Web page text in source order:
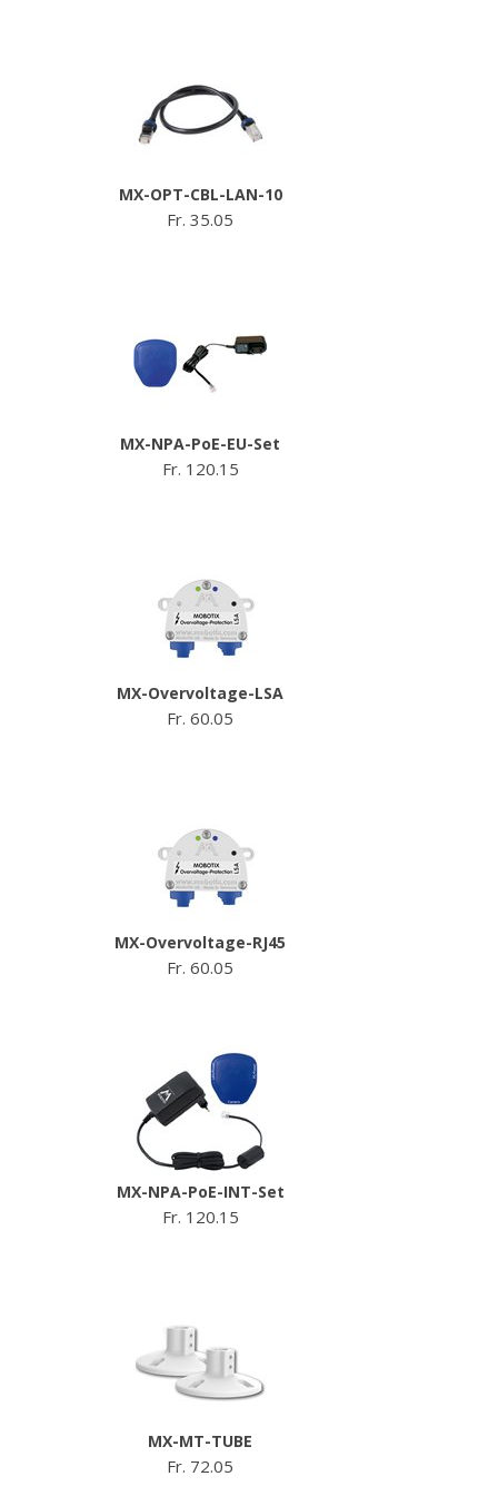
MX-OPT-CBL-LAN-10
Fr. 35.05
MX-NPA-PoE-EU-Set
Fr. 120.15
MX-Overvoltage-LSA
Fr. 60.05
MX-Overvoltage-RJ45
Fr. 60.05
MX-NPA-PoE-INT-Set
Fr. 120.15
MX-MT-TUBE
Fr. 72.05